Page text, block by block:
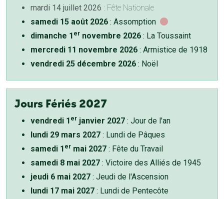
mardi 14 juillet 2026 : Fête Nationale
samedi 15 août 2026 : Assomption
dimanche 1 er novembre 2026 : La Toussaint
mercredi 11 novembre 2026 : Armistice de 1918
vendredi 25 décembre 2026 : Noël
Jours Fériés 2027
vendredi 1 er janvier 2027 : Jour de l'an
lundi 29 mars 2027 : Lundi de Pâques
samedi 1 er mai 2027 : Fête du Travail
samedi 8 mai 2027 : Victoire des Alliés de 1945
jeudi 6 mai 2027 : Jeudi de l'Ascension
lundi 17 mai 2027 : Lundi de Pentecôte